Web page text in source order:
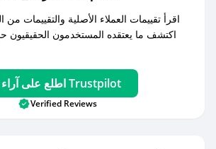
اقرأ تقييمات العملاء الأصلية والتقييمات
اكتشف ما يعتقده المستخدمون الحقيقيون
اطلع على آراء عملائنا على Trustpilot
Verified Reviews